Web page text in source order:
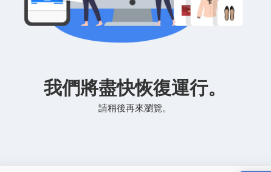
我們將盡快恢復運行。
請稍後再來瀏覽。